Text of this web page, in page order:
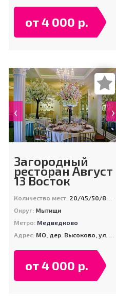
от 4 000 р.
‹ ›
Загородный
ресторан Август
13 Восток
Количество мест: 20/45/50/80/200
Округ: Мытищи
Метро: Медведково
Адрес: МО, дер. Высоково, ул. Центральная, д. 31
от 4 000 р.